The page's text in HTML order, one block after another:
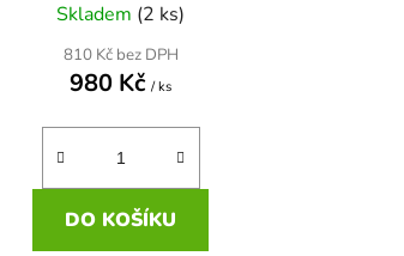
Skladem (2 ks)
810 Kč bez DPH
980 Kč/ ks
DO KOŠÍKU